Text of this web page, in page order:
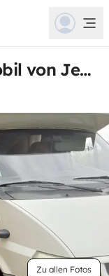
Teilintegriertes Wohnmobil von Jean jacques
Zu allen Fotos